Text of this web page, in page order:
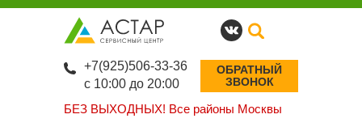
БЕЗ ВЫХОДНЫХ! Все районы Москвы
+7(925)506-33-36
с 10:00 до 20:00
ОБРАТНЫЙ
ЗВОНОК